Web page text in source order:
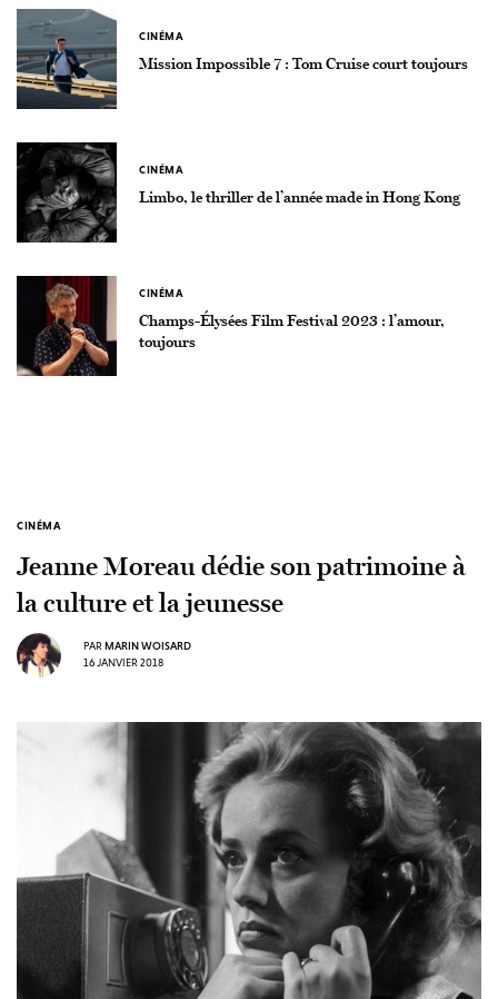
CINÉMA
Mission Impossible 7 : Tom Cruise court toujours
CINÉMA
Limbo, le thriller de l’année made in Hong Kong
CINÉMA
Champs-Élysées Film Festival 2023 : l’amour,
toujours
CINÉMA
Jeanne Moreau dédie son patrimoine à
la culture et la jeunesse
PARMARIN WOISARD
16 JANVIER 2018